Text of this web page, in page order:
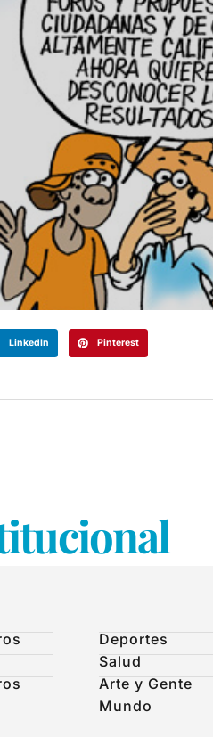
LinkedIn Pinterest
Deportes
Salud
Arte y Gente
Mundo